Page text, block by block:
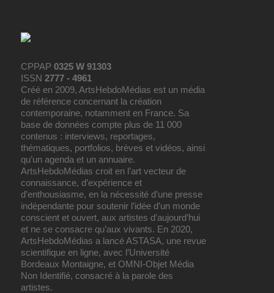
CPPAP0325 W 91303
ISSN2777 - 4961
Créé en 2009, ArtsHebdoMédias est un média
de référence concernant la création
contemporaine, notamment en France. Sa
base de données compte plus de 11 000
contenus : interviews, reportages,
thématiques, portfolios, brèves et vidéos, ainsi
qu’un agenda et un annuaire.
ArtsHebdoMédias croit en l’art vecteur de
connaissance, d’expérience et
d’enthousiasme, en la nécessité d’une presse
indépendante pour soutenir l’idée d’un monde
conscient et ouvert, aux artistes d’aujourd’hui
et ne se consacre qu’aux vivants. En 2020,
ArtsHebdoMédias a lancé ASTASA, une revue
scientifique en ligne, avec l’Université
Bordeaux Montaigne, et OMNI-Objet Média
Non Identifié, consacré à la parole des
artistes.